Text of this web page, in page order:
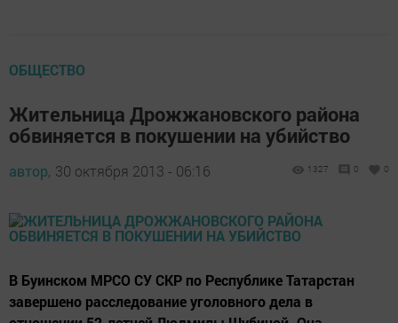
ОБЩЕСТВО
Жительница Дрожжановского района
обвиняется в покушении на убийство
автор, 30 октября 2013 - 06:16 1327 0 0
В Буинском МРСО СУ СКР по Республике Татарстан
завершено расследование уголовного дела в